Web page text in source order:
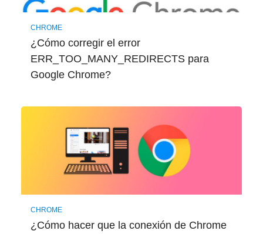
CHROME
¿Cómo corregir el error
ERR_TOO_MANY_REDIRECTS para
Google Chrome?
CHROME
¿Cómo hacer que la conexión de Chrome